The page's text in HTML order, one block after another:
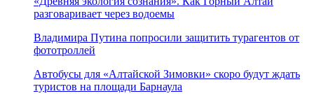
разговаривает через водоемы
Владимира Путина попросили защитить турагентов от
фототроллей
Автобусы для «Алтайской Зимовки» скоро будут ждать
туристов на площади Барнаула